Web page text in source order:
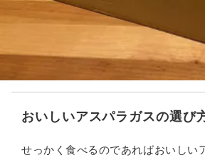
おいしいアスパラガスの選び
せっかく食べるのであればおいしい